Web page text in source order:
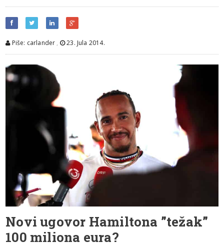
Piše: carlander , 23. Jula 2014.
Novi ugovor Hamiltona ”težak”
100 miliona eura?